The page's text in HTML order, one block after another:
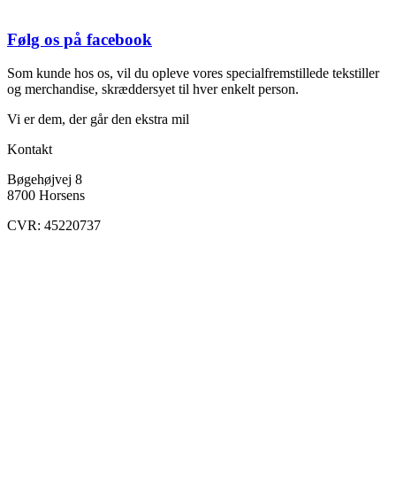
Følg os på facebook
Som kunde hos os, vil du opleve vores specialfremstillede tekstiller
og merchandise, skræddersyet til hver enkelt person.
Vi er dem, der går den ekstra mil
Kontakt
Bøgehøjvej 8
8700 Horsens
CVR: 45220737